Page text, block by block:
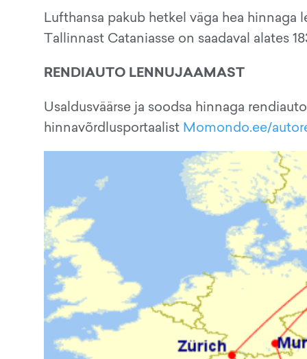
Lufthansa pakub hetkel väga hea
Tallinnast Cataniasse on saadaval alates
RENDIAUTO LENNUJAAMAST
Usaldusväärse ja soodsa hinnaga
hinnavõrdlusportaalist Momondo.ee/